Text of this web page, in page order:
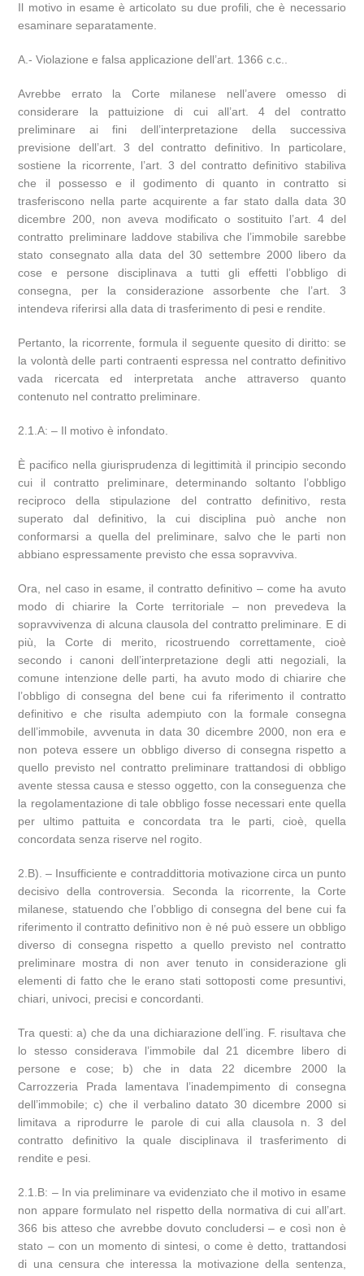
Il motivo in esame è articolato su due profili, che è necessario
esaminare separatamente.
A.- Violazione e falsa applicazione dell’art. 1366 c.c..
Avrebbe errato la Corte milanese nell’avere omesso di
considerare la pattuizione di cui all’art. 4 del contratto
preliminare ai fini dell’interpretazione della successiva
previsione dell’art. 3 del contratto definitivo. In particolare,
sostiene la ricorrente, l’art. 3 del contratto definitivo stabiliva
che il possesso e il godimento di quanto in contratto si
trasferiscono nella parte acquirente a far stato dalla data 30
dicembre 200, non aveva modificato o sostituito l’art. 4 del
contratto preliminare laddove stabiliva che l’immobile sarebbe
stato consegnato alla data del 30 settembre 2000 libero da
cose e persone disciplinava a tutti gli effetti l’obbligo di
consegna, per la considerazione assorbente che l’art. 3
intendeva riferirsi alla data di trasferimento di pesi e rendite.
Pertanto, la ricorrente, formula il seguente quesito di diritto: se
la volontà delle parti contraenti espressa nel contratto definitivo
vada ricercata ed interpretata anche attraverso quanto
contenuto nel contratto preliminare.
2.1.A: – Il motivo è infondato.
È pacifico nella giurisprudenza di legittimità il principio secondo
cui il contratto preliminare, determinando soltanto l’obbligo
reciproco della stipulazione del contratto definitivo, resta
superato dal definitivo, la cui disciplina può anche non
conformarsi a quella del preliminare, salvo che le parti non
abbiano espressamente previsto che essa sopravviva.
Ora, nel caso in esame, il contratto definitivo – come ha avuto
modo di chiarire la Corte territoriale – non prevedeva la
sopravvivenza di alcuna clausola del contratto preliminare. E di
più, la Corte di merito, ricostruendo correttamente, cioè
secondo i canoni dell’interpretazione degli atti negoziali, la
comune intenzione delle parti, ha avuto modo di chiarire che
l’obbligo di consegna del bene cui fa riferimento il contratto
definitivo e che risulta adempiuto con la formale consegna
dell’immobile, avvenuta in data 30 dicembre 2000, non era e
non poteva essere un obbligo diverso di consegna rispetto a
quello previsto nel contratto preliminare trattandosi di obbligo
avente stessa causa e stesso oggetto, con la conseguenza che
la regolamentazione di tale obbligo fosse necessari ente quella
per ultimo pattuita e concordata tra le parti, cioè, quella
concordata senza riserve nel rogito.
2.B). – Insufficiente e contraddittoria motivazione circa un punto
decisivo della controversia. Seconda la ricorrente, la Corte
milanese, statuendo che l’obbligo di consegna del bene cui fa
riferimento il contratto definitivo non è né può essere un obbligo
diverso di consegna rispetto a quello previsto nel contratto
preliminare mostra di non aver tenuto in considerazione gli
elementi di fatto che le erano stati sottoposti come presuntivi,
chiari, univoci, precisi e concordanti.
Tra questi: a) che da una dichiarazione dell’ing. F. risultava che
lo stesso considerava l’immobile dal 21 dicembre libero di
persone e cose; b) che in data 22 dicembre 2000 la
Carrozzeria Prada lamentava l’inadempimento di consegna
dell’immobile; c) che il verbalino datato 30 dicembre 2000 si
limitava a riprodurre le parole di cui alla clausola n. 3 del
contratto definitivo la quale disciplinava il trasferimento di
rendite e pesi.
2.1.B: – In via preliminare va evidenziato che il motivo in esame
non appare formulato nel rispetto della normativa di cui all’art.
366 bis atteso che avrebbe dovuto concludersi – e così non è
stato – con un momento di sintesi, o come è detto, trattandosi
di una censura che interessa la motivazione della sentenza,